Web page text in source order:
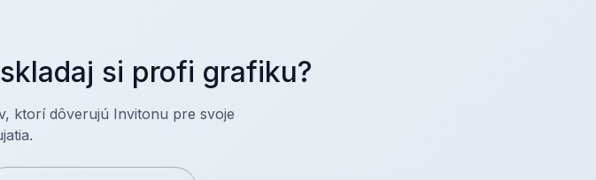
si profi grafiku?
ktorí dôverujú Invitonu pre svoje